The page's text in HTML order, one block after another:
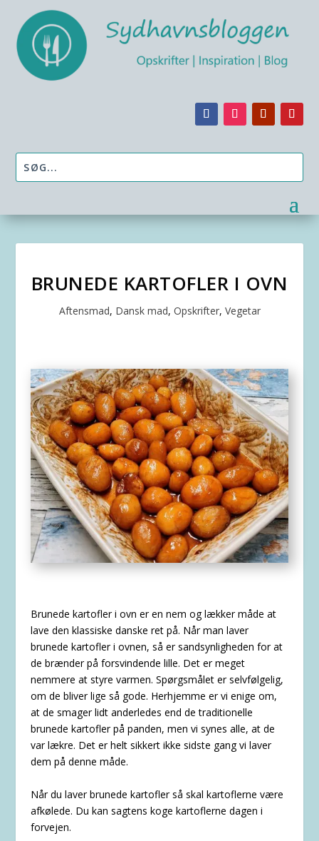
BRUNEDE KARTOFLER I OVN
Aftensmad, Dansk mad, Opskrifter, Vegetar
Brunede kartofler i ovn er en nem og lækker måde at
lave den klassiske danske ret på. Når man laver
brunede kartofler i ovnen, så er sandsynligheden for at
de brænder på forsvindende lille. Det er meget
nemmere at styre varmen. Spørgsmålet er selvfølgelig,
om de bliver lige så gode. Herhjemme er vi enige om,
at de smager lidt anderledes end de traditionelle
brunede kartofler på panden, men vi synes alle, at de
var lækre. Det er helt sikkert ikke sidste gang vi laver
dem på denne måde.
Når du laver brunede kartofler så skal kartoflerne være
afkølede. Du kan sagtens koge kartoflerne dagen i
forvejen.